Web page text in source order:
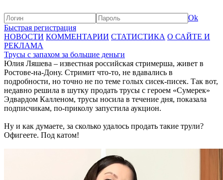
Ok
Быстрая регистрация
НОВОСТИ КОММЕНТАРИИ СТАТИСТИКА О САЙТЕ И
РЕКЛАМА
Трусы с запахом за большие деньги
Юлия Ляшева – известная российская стримерша, живет в
Ростове-на-Дону. Стримит что-то, не вдавались в
подробности, но точно не по теме голых сисек-писек. Так вот,
недавно решила в шутку продать трусы с героем «Сумерек»
Эдвардом Калленом, трусы носила в течение дня, показала
подписчикам, по-приколу запустила аукцион.
Ну и как думаете, за сколько удалось продать такие трули?
Офигеете. Под катом!